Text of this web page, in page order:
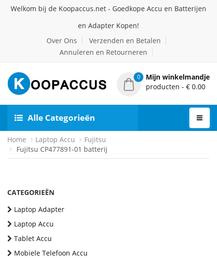
Welkom bij de Koopaccus.net - Goedkope Accu en Batterijen
en Adapter Kopen!
Over Ons
Verzenden en Betalen
Annuleren en Retourneren
0
Mijn winkelmandje
producten - € 0.00
Alle Categorieën
Home Laptop Accu
Fujitsu
Fujitsu CP477891-01 batterij
CATEGORIEËN
Laptop Adapter
Laptop Accu
Tablet Accu
Mobiele Telefoon Accu